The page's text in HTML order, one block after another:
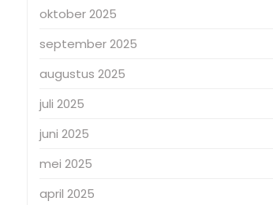
oktober 2025
september 2025
augustus 2025
juli 2025
juni 2025
mei 2025
april 2025